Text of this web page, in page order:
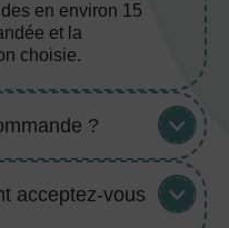
en environ 15
et la
choisie.
?
acceptez-vous